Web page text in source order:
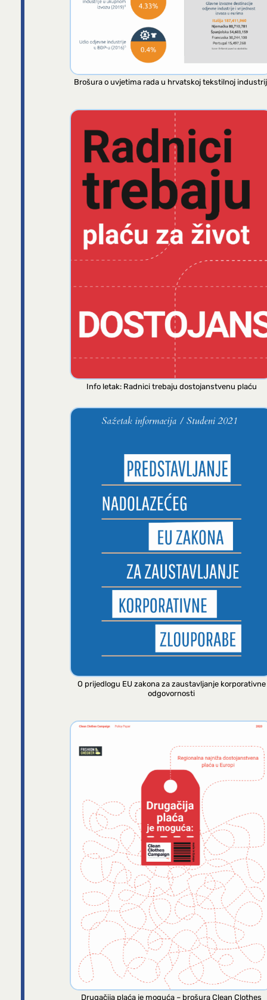
Brošura o uvjetima rada u hrvatskoj tekstilnoj
Info letak: Radnici trebaju dostojanstvenu plaću
O prijedlogu EU zakona za zaustavljanje korporativne
odgovornosti
Drugačija plaća je moguća – brošura Clean Clothes